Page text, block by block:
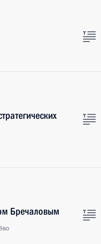
Бречаловым